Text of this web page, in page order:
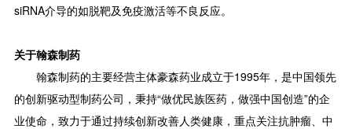
siRNA介导的如脱靶及免疫激活等不良反应。
关于翰森制药
翰森制药的主要经营主体豪森药业成立于1995年，是中国领先
的创新驱动型制药公司，秉持“做优民族医药，做强中国创造”的企
业使命，致力于通过持续创新改善人类健康，重点关注抗肿瘤、中